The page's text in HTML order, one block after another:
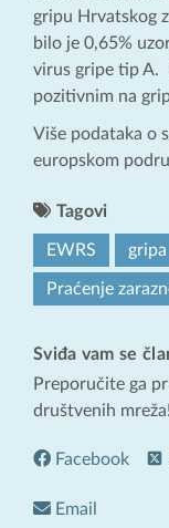
gripu Hrvatskog
bilo je 0,65%
virus gripe tip A.
pozitivnim na
Više podataka o
europskom
Tagovi
EWRS gripa
Praćenje
Sviđa vam se
Preporučite ga
društvenih mreža!
Facebook
Email